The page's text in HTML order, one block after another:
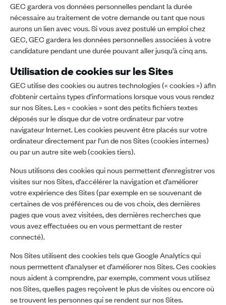
GEC gardera vos données personnelles pendant la durée
nécessaire au traitement de votre demande ou tant que nous
aurons un lien avec vous. Si vous avez postulé un emploi chez
GEC, GEC gardera les données personnelles associées à votre
candidature pendant une durée pouvant aller jusqu’à cinq ans.
Utilisation de cookies sur les Sites
GEC utilise des cookies ou autres technologies (« cookies ») afin
d’obtenir certains types d’informations lorsque vous vous rendez
sur nos Sites. Les « cookies » sont des petits fichiers textes
déposés sur le disque dur de votre ordinateur par votre
navigateur Internet. Les cookies peuvent être placés sur votre
ordinateur directement par l’un de nos Sites (cookies internes)
ou par un autre site web (cookies tiers).
Nous utilisons des cookies qui nous permettent d’enregistrer vos
visites sur nos Sites, d’accélérer la navigation et d’améliorer
votre expérience des Sites (par exemple en se souvenant de
certaines de vos préférences ou de vos choix, des dernières
pages que vous avez visitées, des dernières recherches que
vous avez effectuées ou en vous permettant de rester
connecté).
Nos Sites utilisent des cookies tels que Google Analytics qui
nous permettent d’analyser et d’améliorer nos Sites. Ces cookies
nous aident à comprendre, par exemple, comment vous utilisez
nos Sites, quelles pages reçoivent le plus de visites ou encore où
se trouvent les personnes qui se rendent sur nos Sites.